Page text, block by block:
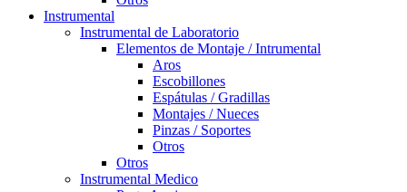
Instrumental
Instrumental de Laboratorio
Elementos de Montaje / Intrumental
Aros
Escobillones
Espátulas / Gradillas
Montajes / Nueces
Pinzas / Soportes
Otros
Otros
Instrumental Medico